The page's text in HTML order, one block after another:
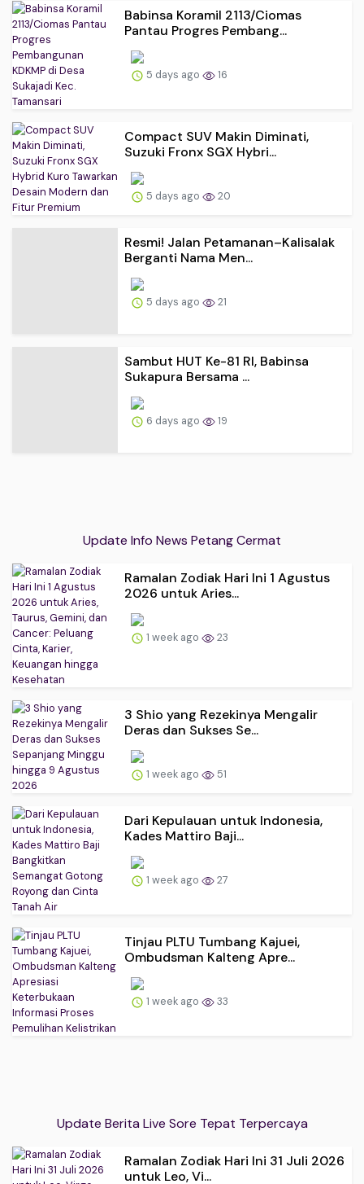
Babinsa Koramil 2113/Ciomas
Pantau Progres Pembang...
5 days ago 16
Compact SUV Makin Diminati,
Suzuki Fronx SGX Hybri...
5 days ago 20
Resmi! Jalan Petamanan–Kalisalak
Berganti Nama Men...
5 days ago 21
Sambut HUT Ke-81 RI, Babinsa
Sukapura Bersama ...
6 days ago 19
Update Info News Petang Cermat
Ramalan Zodiak Hari Ini 1 Agustus
2026 untuk Aries...
1 week ago 23
3 Shio yang Rezekinya Mengalir
Deras dan Sukses Se...
1 week ago 51
Dari Kepulauan untuk Indonesia,
Kades Mattiro Baji...
1 week ago 27
Tinjau PLTU Tumbang Kajuei,
Ombudsman Kalteng Apre...
1 week ago 33
Update Berita Live Sore Tepat Terpercaya
Ramalan Zodiak Hari Ini 31 Juli 2026
untuk Leo, Vi...